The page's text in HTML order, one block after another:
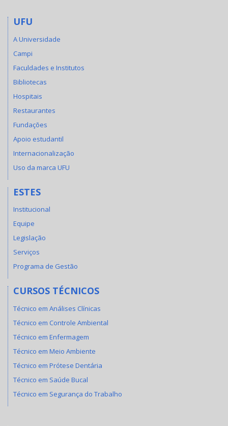
UFU
A Universidade
Campi
Faculdades e Institutos
Bibliotecas
Hospitais
Restaurantes
Fundações
Apoio estudantil
Internacionalização
Uso da marca UFU
ESTES
Institucional
Equipe
Legislação
Serviços
Programa de Gestão
CURSOS TÉCNICOS
Técnico em Análises Clínicas
Técnico em Controle Ambiental
Técnico em Enfermagem
Técnico em Meio Ambiente
Técnico em Prótese Dentária
Técnico em Saúde Bucal
Técnico em Segurança do Trabalho